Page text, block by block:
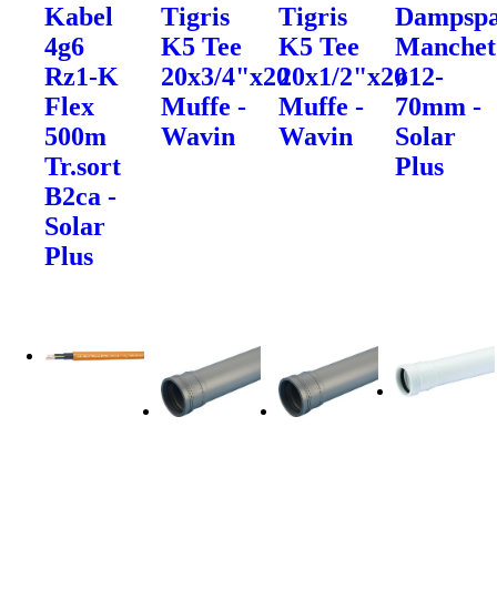
Kabel
4g6
Rz1-K
Flex
500m
Tr.sort
B2ca -
Solar
Plus
Tigris
K5 Tee
20x3/4"x20
Muffe -
Wavin
Tigris
K5 Tee
20x1/2"x20
Muffe -
Wavin
Manchet
ø12-
70mm -
Solar
Plus